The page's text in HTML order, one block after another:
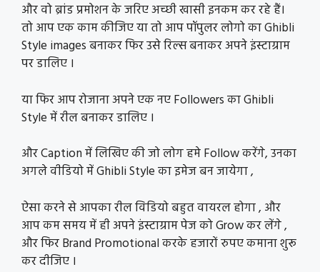
और वो ब्रांड प्रमोशन के जरिए अच्छी खासी इनकम कर रहे हैं।
तो आप एक काम कीजिए या तो आप पॉपुलर लोगो का Ghibli
Style images बनाकर फिर उसे रिल्स बनाकर अपने इंस्टाग्राम
पर डालिए ।
या फिर आप रोजाना अपने एक नए Followers का Ghibli
Style में रील बनाकर डालिए ।
और Caption में लिखिए की जो लोग हमे Follow करेंगे, उनका
अगले वीडियो में Ghibli Style का इमेज बन जायेगा ,
ऐसा करने से आपका रील विडियो बहुत वायरल होगा , और
आप कम समय में ही अपने इंस्टाग्राम पेज को Grow कर लेंगे ,
और फिर Brand Promotional करके हजारों रुपए कमाना शुरू
कर दीजिए ।